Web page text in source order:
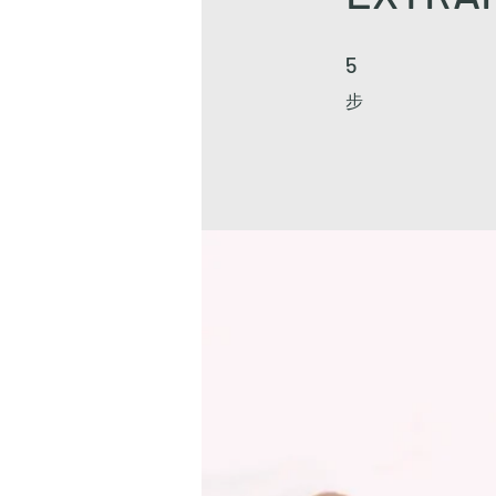
5
步
5 步